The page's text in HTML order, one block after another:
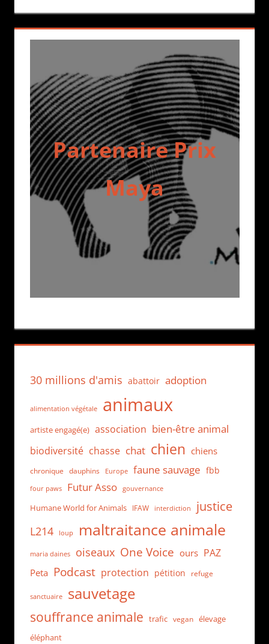
Partenaire Prix
Maya
30 millions d'amis abattoir adoption
alimentation végétale animaux
artiste engagé(e) association bien-être animal
biodiversité chasse chat chien chiens
chronique dauphins Europe faune sauvage fbb
four paws Futur Asso gouvernance
Humane World for Animals IFAW interdiction justice
L214 loup maltraitance animale
maria daines oiseaux One Voice ours PAZ
Peta Podcast protection pétition refuge
sanctuaire sauvetage
souffrance animale trafic vegan
élevage
éléphant